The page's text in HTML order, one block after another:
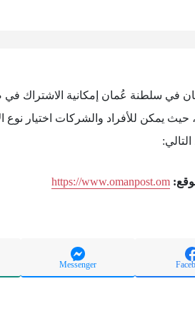
في سلطنة عُمان إمكانية الاشتراك
حيث يمكن للأفراد والشركات اختيار نوع
https://www.omanpost.om
Messenger